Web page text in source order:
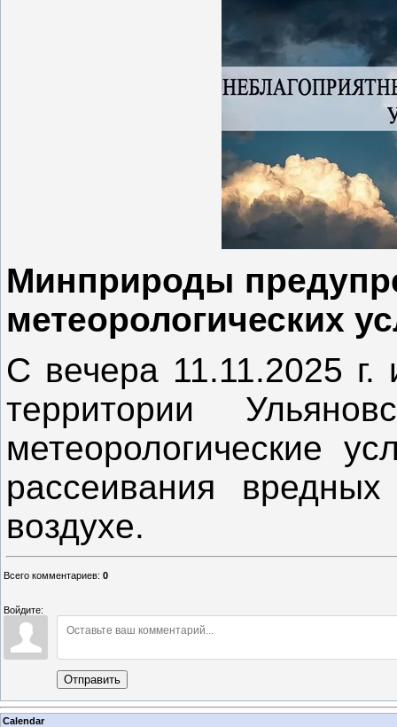
Минприроды
метеорологических
С вечера 11.11.2025
территории
метеорологические
рассеивания
воздухе.
Всего комментариев: 0
Войдите:
Отправить
Calendar